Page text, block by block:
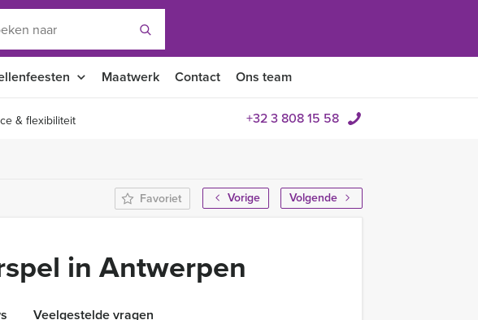
Maatwerk Contact Ons team
& flexibiliteit +32 3 808 15 58
Vorige
Volgende
Favoriet
in Antwerpen
Veelgestelde vragen